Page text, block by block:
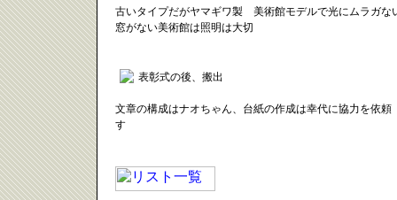
古いタイプだがヤマギワ製 美術館モデルで光にムラガ
窓がない美術館は照明は大切
表彰式の後、搬出
文章の構成はナオちゃん、台紙の作成は幸代に協力を依
す